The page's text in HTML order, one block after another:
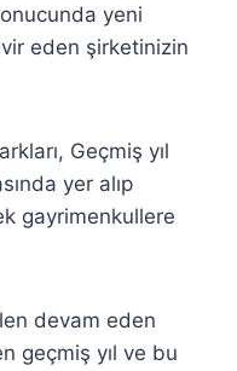
yeni
eden şirketinizin
Geçmiş yıl
yer alıp
gayrimenkullere
devam eden
geçmiş yıl ve bu